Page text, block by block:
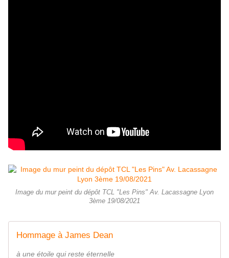
Image du mur peint du dépôt TCL "Les Pins" Av. Lacassagne Lyon
3ème 19/08/2021
Hommage à James Dean
à une étoile qui reste éternelle